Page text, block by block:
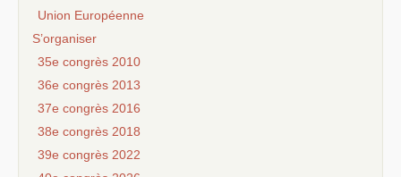
Union Européenne
S’organiser
35e congrès 2010
36e congrès 2013
37e congrès 2016
38e congrès 2018
39e congrès 2022